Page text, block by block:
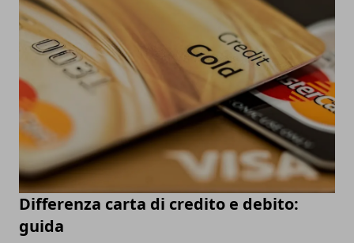
Differenza carta di credito e debito:
guida